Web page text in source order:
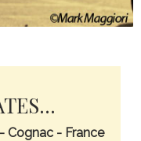
Cognac - France